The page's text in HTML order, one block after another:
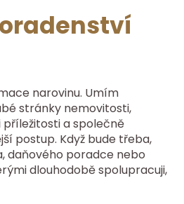
narovinu. Umím
stránky nemovitosti,
a společně
postup. Když bude třeba,
daňového poradce nebo
dlouhodobě spolupracuji,